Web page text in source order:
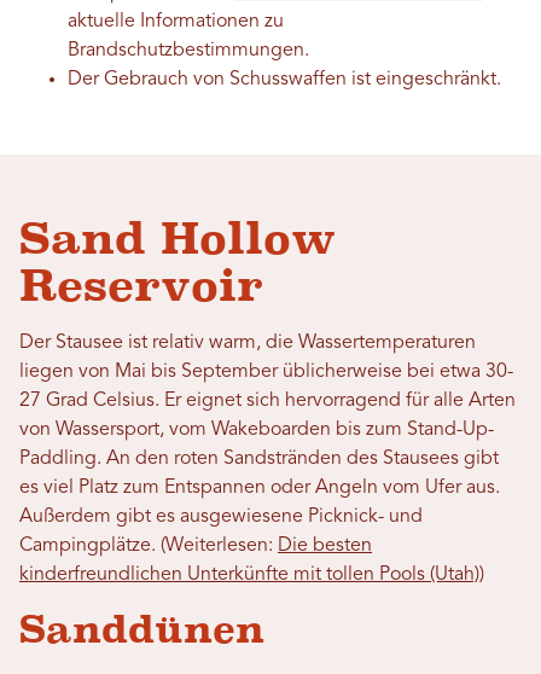
aktuelle Informationen zu
Brandschutzbestimmungen.
Der Gebrauch von Schusswaffen ist eingeschränkt.
Sand Hollow
Reservoir
Der Stausee ist relativ warm, die Wassertemperaturen
liegen von Mai bis September üblicherweise bei etwa 30-
27 Grad Celsius. Er eignet sich hervorragend für alle Arten
von Wassersport, vom Wakeboarden bis zum Stand-Up-
Paddling. An den roten Sandstränden des Stausees gibt
es viel Platz zum Entspannen oder Angeln vom Ufer aus.
Außerdem gibt es ausgewiesene Picknick- und
Campingplätze. (Weiterlesen: Die besten
kinderfreundlichen Unterkünfte mit tollen Pools (Utah))
Sanddünen